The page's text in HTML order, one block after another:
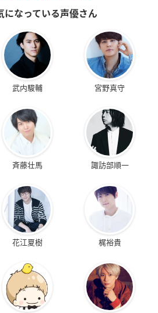
になっている声優さん
武内駿輔 宮野真守
斉藤壮馬 諏訪部順一
花江夏樹 梶裕貴